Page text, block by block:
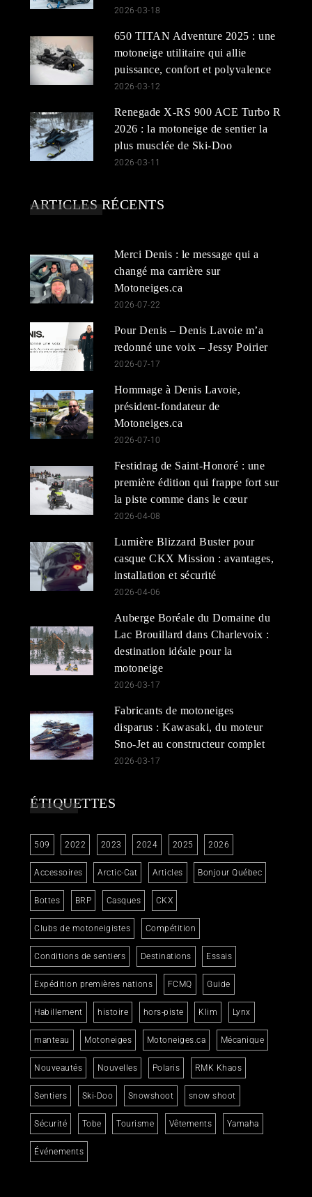
2026-03-18
650 TITAN Adventure 2025 : une
motoneige utilitaire qui allie
puissance, confort et polyvalence
2026-03-12
Renegade X-RS 900 ACE Turbo R
2026 : la motoneige de sentier la
plus musclée de Ski-Doo
2026-03-11
ARTICLES RÉCENTS
Merci Denis : le message qui a
changé ma carrière sur
Motoneiges.ca
2026-07-22
Pour Denis – Denis Lavoie m’a
redonné une voix – Jessy Poirier
2026-07-17
Hommage à Denis Lavoie,
président-fondateur de
Motoneiges.ca
2026-07-10
Festidrag de Saint-Honoré : une
première édition qui frappe fort sur
la piste comme dans le cœur
2026-04-08
Lumière Blizzard Buster pour
casque CKX Mission : avantages,
installation et sécurité
2026-04-06
Auberge Boréale du Domaine du
Lac Brouillard dans Charlevoix :
destination idéale pour la
motoneige
2026-03-17
Fabricants de motoneiges
disparus : Kawasaki, du moteur
Sno-Jet au constructeur complet
2026-03-17
ÉTIQUETTES
509 2022 2023 2024 2025 2026
Accessoires Arctic-Cat Articles Bonjour Québec
Bottes BRP Casques CKX
Clubs de motoneigistes Compétition
Conditions de sentiers Destinations Essais
Expédition premières nations FCMQ Guide
Habillement histoire hors-piste Klim Lynx
manteau Motoneiges Motoneiges.ca Mécanique
Nouveautés Nouvelles Polaris RMK Khaos
Sentiers Ski-Doo Snowshoot snow shoot
Sécurité Tobe Tourisme Vêtements Yamaha
Événements